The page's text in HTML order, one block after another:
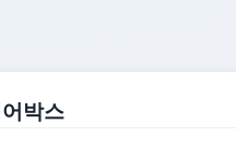
박스